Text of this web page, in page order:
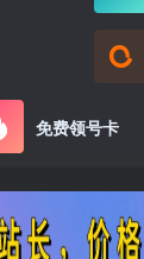
免费领号卡